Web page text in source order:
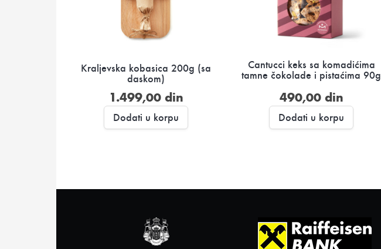
Kraljevska kobasica 200g (sa
daskom)
1.499,00 din
Dodati u korpu
Cantucci keks sa komadićima
tamne čokolade i pistaćima 90g
490,00 din
Dodati u korpu